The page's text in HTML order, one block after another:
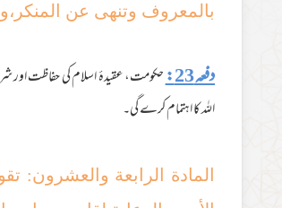
بالمعروف وتنھی عن
دفعہ 23:
حکومت، عقیدۂ اسلام کی حفاظت اور
اللہ کا اہتمام کرے گی۔
المادة الرابعة والعشرون: